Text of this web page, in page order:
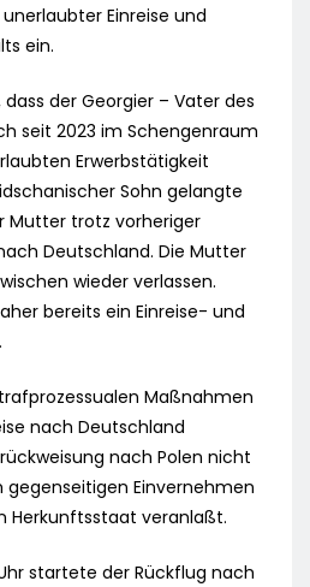
Einreise und
ein.
der Georgier – Vater des
seit 2023 im Schengenraum
Erwerbstätigkeit
Sohn gelangte
Mutter trotz vorheriger
Deutschland. Die Mutter
wieder verlassen.
bereits ein Einreise- und
Maßnahmen
nach Deutschland
nach Polen nicht
Einvernehmen
Herkunftsstaat veranlaßt.
startete der Rückflug nach